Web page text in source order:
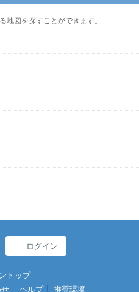
地図を探すことができます。
ログイン
トップ
ヘルプ 推奨環境